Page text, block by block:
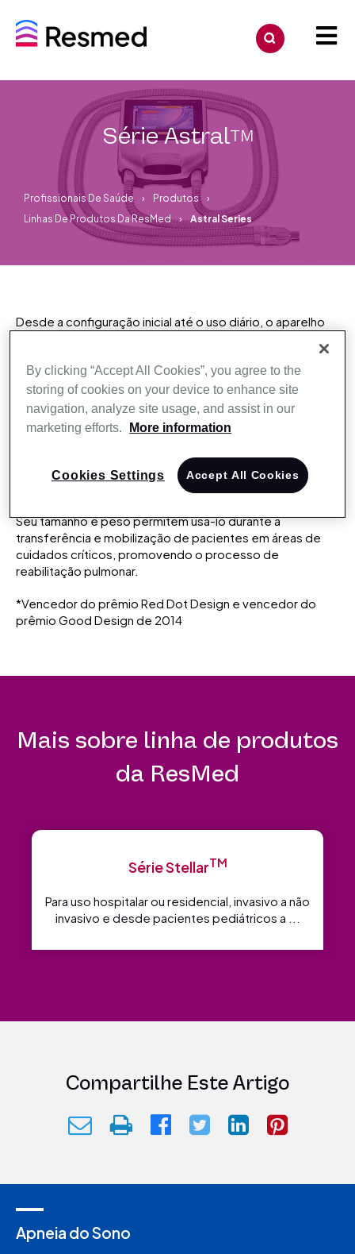
Série AstralTM
Profissionais De Saúde
Produtos
Linhas De Produtos Da ResMed
Astral Series
Desde a configuração inicial até o uso diário, o aparelho
confiável, tendo sido projetado com eficiência para que
você e seus pacientes tenham mais experiências de vida.
Ele oferece uma variedade de opções de tratamento
tanto para pacientes adultos como pediátricos e é
compatível com diversas interfaces para proporcionar
excelência na ventilação invasiva e não invasiva para
Portabilidade. O Astral é leve e possui uma bateria interna
Seu tamanho e peso permitem usá-lo durante a
transferência e mobilização de pacientes em áreas de
cuidados críticos, promovendo o processo de
reabilitação pulmonar.
*Vencedor do prêmio Red Dot Design e vencedor do
prêmio Good Design de 2014
Mais sobre linha de produtos
da ResMed
Série StellarTM
Para uso hospitalar ou residencial, invasivo a não
invasivo e desde pacientes pediátricos a ...
Compartilhe Este Artigo
Apneia do Sono
By clicking “Accept All Cookies”, you agree to the
storing of cookies on your device to enhance site
navigation, analyze site usage, and assist in our
marketing efforts.
More information
Cookies Settings Accept All Cookies